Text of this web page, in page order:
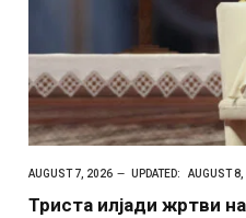
AUGUST 7, 2026 UPDATED: AUGUST
Триста илјади жртви